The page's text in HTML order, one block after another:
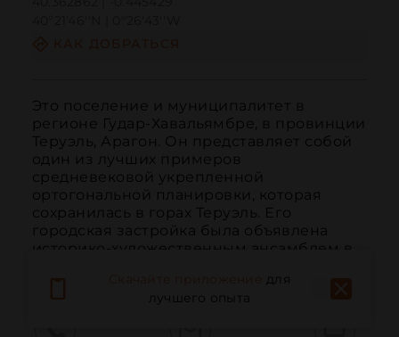
Это поселение и муниципалитет в
регионе Гудар-Хавальямбре, в провинции
Теруэль, Арагон. Он представляет собой
один из лучших примеров
средневековой укрепленной
ортогональной планировки, которая
сохранилась в горах Теруэль. Его
городская застройка была объявлена
историко-художественным ансамблем в
для
лучшего опыта